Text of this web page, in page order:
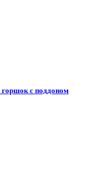
с поддоном